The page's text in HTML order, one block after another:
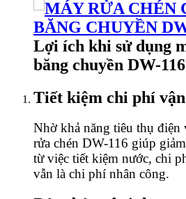
Lợi ích khi sử dụng
băng chuyền DW-116
Tiết kiệm chi phí
Nhờ khả năng tiêu thụ điện
rửa chén DW-116 giúp
từ việc tiết kiệm nước, chi
vẫn là chi phí nhân công.